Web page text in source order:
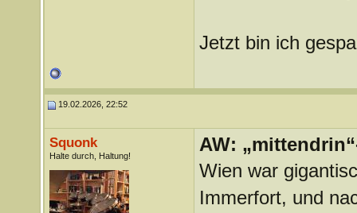
Jetzt bin ich
19.02.2026, 22:52
Squonk
Halte durch, Haltung!
AW:
Wien war
Immerfort, und